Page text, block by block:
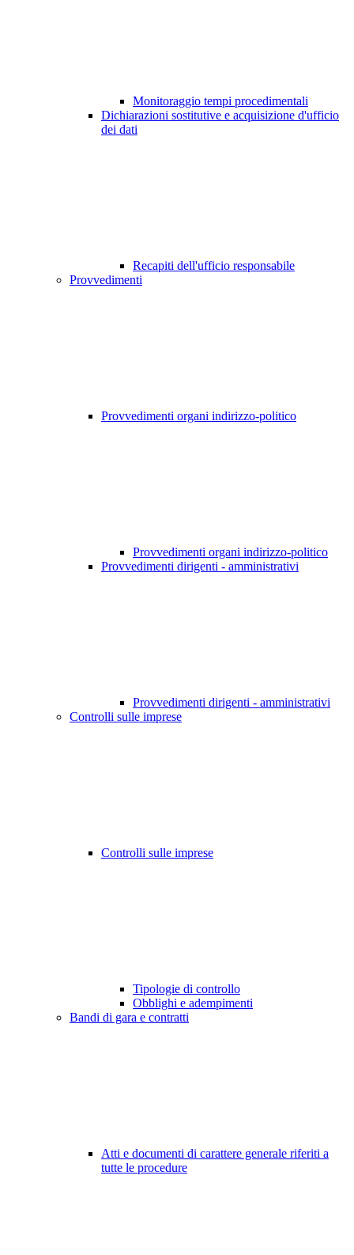
Monitoraggio tempi procedimentali
Dichiarazioni sostitutive e acquisizione d'ufficio
dei dati
Recapiti dell'ufficio responsabile
Provvedimenti
Provvedimenti organi indirizzo-politico
Provvedimenti organi indirizzo-politico
Provvedimenti dirigenti - amministrativi
Provvedimenti dirigenti - amministrativi
Controlli sulle imprese
Controlli sulle imprese
Tipologie di controllo
Obblighi e adempimenti
Bandi di gara e contratti
Atti e documenti di carattere generale riferiti a
tutte le procedure